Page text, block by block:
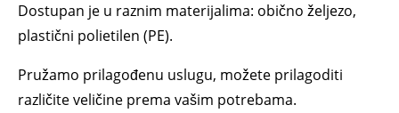
Dostupan je u raznim materijalima: obično željezo,
plastični polietilen (PE).
Pružamo prilagođenu uslugu, možete prilagoditi
različite veličine prema vašim potrebama.